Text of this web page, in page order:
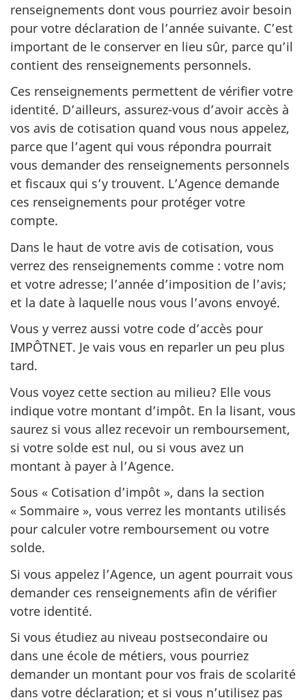
renseignements dont vous pourriez avoir besoin
pour votre déclaration de l’année suivante. C’est
important de le conserver en lieu sûr, parce qu’il
contient des renseignements personnels.
Ces renseignements permettent de vérifier votre
identité. D’ailleurs, assurez-vous d’avoir accès à
vos avis de cotisation quand vous nous appelez,
parce que l’agent qui vous répondra pourrait
vous demander des renseignements personnels
et fiscaux qui s’y trouvent. L’Agence demande
ces renseignements pour protéger votre
compte.
Dans le haut de votre avis de cotisation, vous
verrez des renseignements comme : votre nom
et votre adresse; l’année d’imposition de l’avis;
et la date à laquelle nous vous l’avons envoyé.
Vous y verrez aussi votre code d’accès pour
IMPÔTNET. Je vais vous en reparler un peu plus
tard.
Vous voyez cette section au milieu? Elle vous
indique votre montant d’impôt. En la lisant, vous
saurez si vous allez recevoir un remboursement,
si votre solde est nul, ou si vous avez un
montant à payer à l’Agence.
Sous « Cotisation d’impôt », dans la section
« Sommaire », vous verrez les montants utilisés
pour calculer votre remboursement ou votre
solde.
Si vous appelez l’Agence, un agent pourrait vous
demander ces renseignements afin de vérifier
votre identité.
Si vous étudiez au niveau postsecondaire ou
dans une école de métiers, vous pourriez
demander un montant pour vos frais de scolarité
dans votre déclaration; et si vous n’utilisez pas